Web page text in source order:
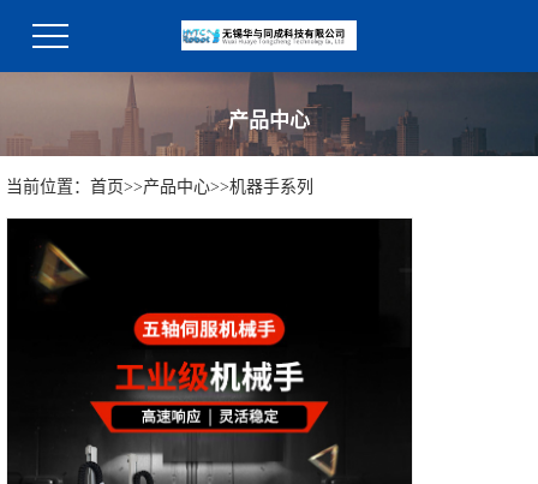
产品中心
当前位置： 首页>>产品中心>>机器手系列